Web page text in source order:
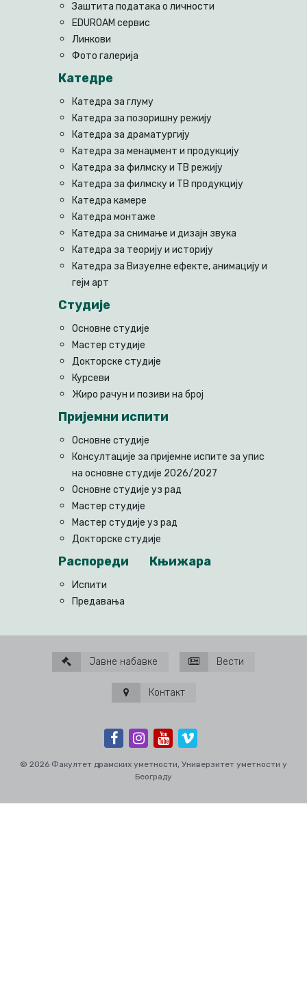
Заштита података о личности
EDUROAM сервис
Линкови
Фото галерија
Катедре
Катедра за глуму
Катедра за позоришну режију
Катедра за драматургију
Катедра за менаџмент и продукцију
Катедра за филмску и ТВ режију
Катедра за филмску и ТВ продукцију
Катедра камере
Катедра монтаже
Катедра за снимање и дизајн звука
Катедра за теорију и историју
Катедра за Визуелне ефекте, анимацију и
гејм арт
Студије
Основне студије
Мастер студије
Докторске студије
Курсеви
Жиро рачун и позиви на број
Пријемни испити
Основне студије
Консултације за пријемне испите за упис
на основне студије 2026/2027
Основне студије уз рад
Мастер студије
Мастер студије уз рад
Докторске студије
Распореди
Испити
Предавања
Књижара
Јавне набавке Вести
Контакт
© 2026 Факултет драмских уметности, Универзитет уметности у
Београду